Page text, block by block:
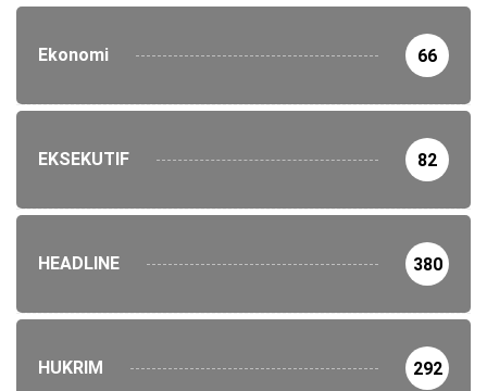
Ekonomi 66
EKSEKUTIF 82
HEADLINE 380
HUKRIM 292